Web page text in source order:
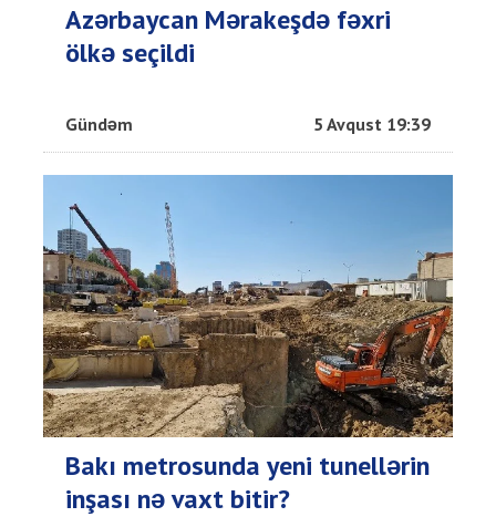
Azərbaycan Mərakeşdə fəxri
ölkə seçildi
Gündəm 5 Avqust 19:39
Bakı metrosunda yeni tunellərin
inşası nə vaxt bitir?